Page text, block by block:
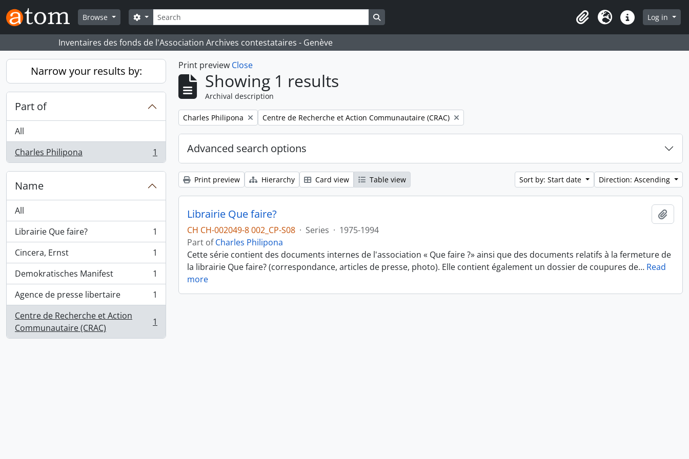
Skip to main content
Browse
Search
Search options
ClipboardLanguageQuick linksLog in
Inventaires des fonds de l'Association Archives contestataires - Genève
Narrow your results by:
Part of
All
Charles Philipona
, 1 results 1
Name
All
Librairie Que faire?
, 1 results
1
Cincera, Ernst
, 1 results
1
Demokratisches Manifest
, 1 results
1
Agence de presse libertaire
, 1 results
1
Centre de Recherche et Action
Communautaire (CRAC)
, 1 results 1
Print preview Close
Showing 1 results
Archival description
Remove filter:
Charles Philipona Remove filter:
Centre de Recherche et Action Communautaire (CRAC)
Advanced search options
Print preview Hierarchy Card view Table view Sort by: Start date Direction: Ascending
Librairie Que faire?
CH CH-002049-8 002_CP-S08 · Series · 1975-1994
Part ofCharles Philipona
Cette série contient des documents internes de l'association « Que faire ?» ainsi que des documents relatifs à la fermeture de
la librairie Que faire? (correspondance, articles de presse, photo). Elle contient également un dossier de coupures de… Read
more